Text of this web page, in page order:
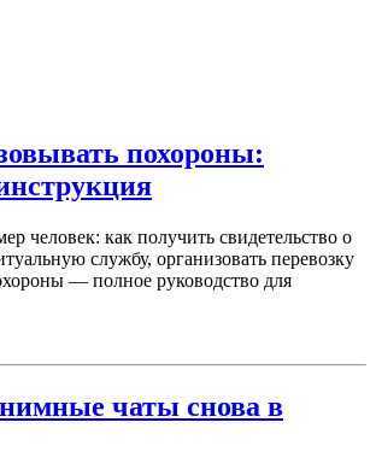
похороны:
человек: как получить свидетельство о
службу, организовать перевозку
— полное руководство для
чаты снова в